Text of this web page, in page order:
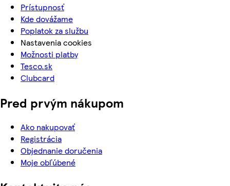
Prístupnosť
Kde dovážame
Poplatok za službu
Nastavenia cookies
Možnosti platby
Tesco.sk
Clubcard
Pred prvým nákupom
Ako nakupovať
Registrácia
Objednanie doručenia
Moje obľúbené